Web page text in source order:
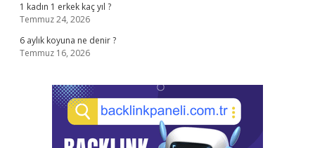
1 kadın 1 erkek kaç yıl ?
Temmuz 24, 2026
6 aylık koyuna ne denir ?
Temmuz 16, 2026